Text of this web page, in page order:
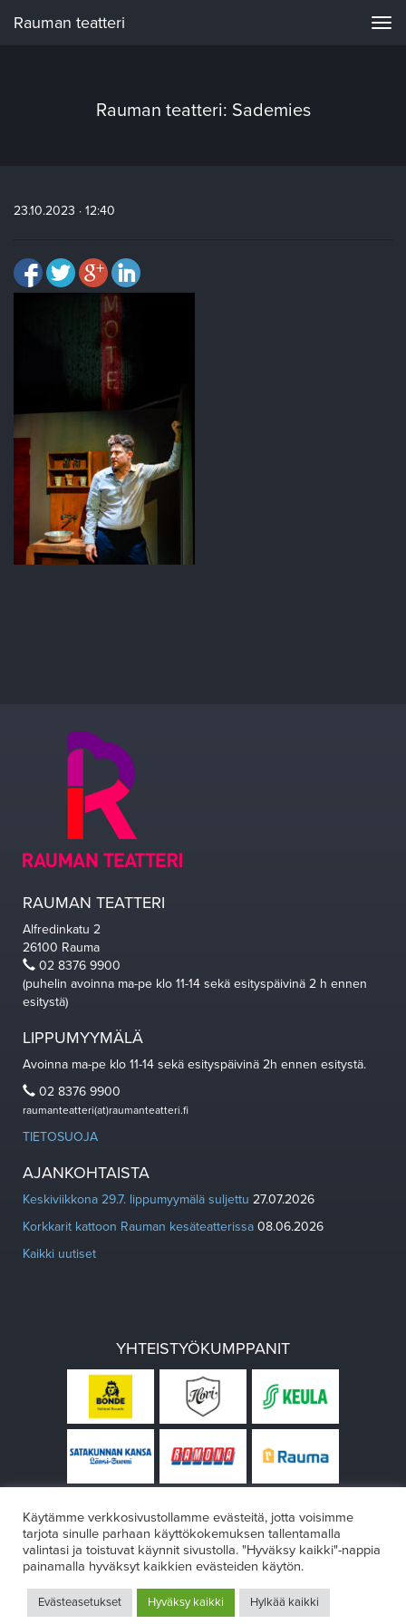
Rauman teatteri
Rauman teatteri: Sademies
23.10.2023 · 12:40
RAUMAN TEATTERI
Alfredinkatu 2
26100 Rauma
02 8376 9900
(puhelin avoinna ma-pe klo 11-14 sekä esityspäivinä 2 h ennen
esitystä)
LIPPUMYYMÄLÄ
Avoinna ma-pe klo 11-14 sekä esityspäivinä 2h ennen esitystä.
02 8376 9900
raumanteatteri(at)raumanteatteri.fi
TIETOSUOJA
AJANKOHTAISTA
Keskiviikkona 29.7. lippumyymälä suljettu 27.07.2026
Korkkarit kattoon Rauman kesäteatterissa 08.06.2026
Kaikki uutiset
YHTEISTYÖKUMPPANIT
Design:VÄRIKÄS
Käytämme verkkosivustollamme evästeitä, jotta voisimme
tarjota sinulle parhaan käyttökokemuksen tallentamalla
valintasi ja toistuvat käynnit sivustolla. "Hyväksy kaikki"-nappia
painamalla hyväksyt kaikkien evästeiden käytön.
Evästeasetukset Hyväksy kaikki Hylkää kaikki